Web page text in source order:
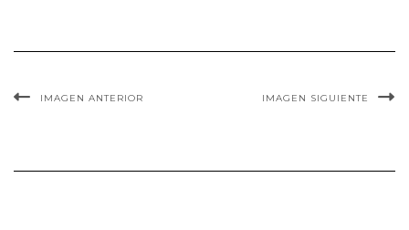
IMAGEN ANTERIOR IMAGEN SIGUIENTE